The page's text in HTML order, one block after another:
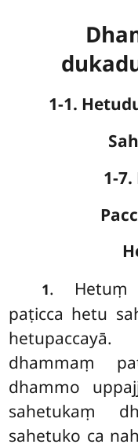
1-1.
1-
1. Hetuṃ
paṭicca hetu
dhammaṃ
dhammo
sahetukaṃ
sahetuko ca